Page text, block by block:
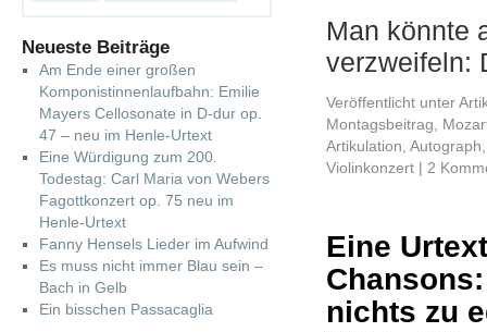
Man könnte
verzweifeln:
Veröffentlicht unter
Montagsbeitrag
Artikulation Autograph
Violinkonzert | 2
Eine
nichts zu
Neueste Beiträge
Am Ende einer großen
Komponistinnenlaufbahn: Emilie
Mayers Cellosonate in D-dur op.
47 – neu im Henle-Urtext
Eine Würdigung zum 200.
Todestag: Carl Maria von Webers
Fagottkonzert op. 75 neu im
Henle-Urtext
Fanny Hensels Lieder im Aufwind
Es muss nicht immer Blau sein –
Bach in Gelb
Ein bisschen Passacaglia